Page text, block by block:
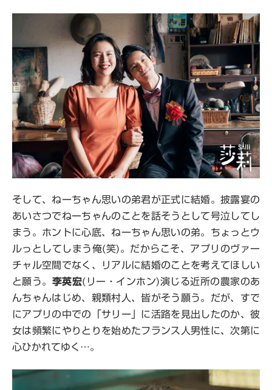
そして、ねーちゃん思いの弟君が正式に結婚。披露宴の
あいさつでねーちゃんのことを話そうとして号泣してし
まう。ホントに心底、ねーちゃん思いの弟。ちょっとウ
ルっとしてしまう俺(笑)。だからこそ、アプリのヴァー
チャル空間でなく、リアルに結婚のことを考えてほしい
と願う。 李英宏(リー・インホン)演じる近所の農家のあ
んちゃんはじめ、親類村人、皆がそう願う。だが、すで
にアプリの中での「サリー」に活路を見出したのか、彼
女は頻繁にやりとりを始めたフランス人男性に、次第に
心ひかれてゆく…。